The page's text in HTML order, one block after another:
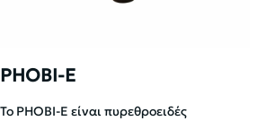
PHOBI-E
Το PHOBI-E είναι πυρεθροειδές